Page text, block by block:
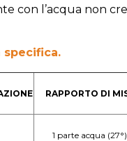
con l’acqua non
specifica.
RAPPORTO DI
1 parte acqua